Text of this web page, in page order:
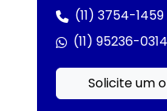
Compressores JAB
Compressores para
Compressores para
(11) 3754-1459
(11) 95236-0314
Solicite um